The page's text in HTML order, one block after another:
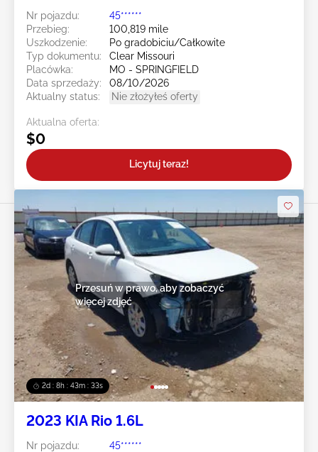
Nr pojazdu:
45******
Przebieg:
100,819 mile
Uszkodzenie:
Po gradobiciu/Całkowite
Typ dokumentu:
Clear Missouri
Placówka:
MO - SPRINGFIELD
Data sprzedaży:
08/10/2026
Aktualny status:
Nie złożyłeś oferty
Aktualna oferta:
$0
Licytuj teraz!
2d : 8h : 43m : 30s
Przesuń w prawo, aby zobaczyć
więcej zdjęć
2023 KIA Rio 1.6L
Nr pojazdu:
45******